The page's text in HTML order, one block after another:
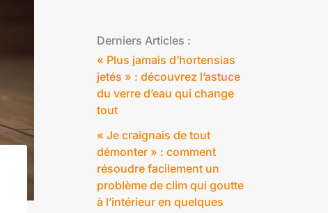
Derniers Articles :
« Plus jamais d’hortensias
jetés » : découvrez l’astuce
du verre d’eau qui change
tout
« Je craignais de tout
démonter » : comment
résoudre facilement un
problème de clim qui goutte
à l’intérieur en quelques